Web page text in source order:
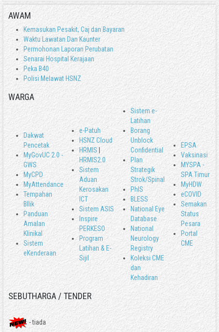
AWAM
Kemasukan Pesakit, Caj dan Bayaran
Waktu Lawatan Dan Kaunter
Permohonan Laporan Perubatan
Senarai Hospital Kerajaan
Peka B40
Polisi Melawat HSNZ
WARGA
Dakwat
Pencetak
MyGovUC 2.0 -
GWS
MyCPD
MyAttendance
Tempahan
BIlik
Panduan
Amalan
Klinikal
Sistem
eKenderaan
e-Patuh
HSNZ Cloud
HRMIS
HRMIS2.0
Sistem
Aduan
Kerosakan
ICT
Sistem ASIS
Inspire
PERKESO
Program
Latihan & E-
Sijil
Sistem e-
Latihan
Borang
Unblock
Confidential
Plan
Strategik
Strok/Spinal
PhIS
BLESS
National Eye
Database
National
Neurology
Registry
Koleksi CME
dan
Kehadiran
EPSA
Vaksinasi
MYSPA -
SPA Timur
MyHDW
eCOVID
Semakan
Status
Pesara
Portal
CME
SEBUTHARGA / TENDER
- tiada